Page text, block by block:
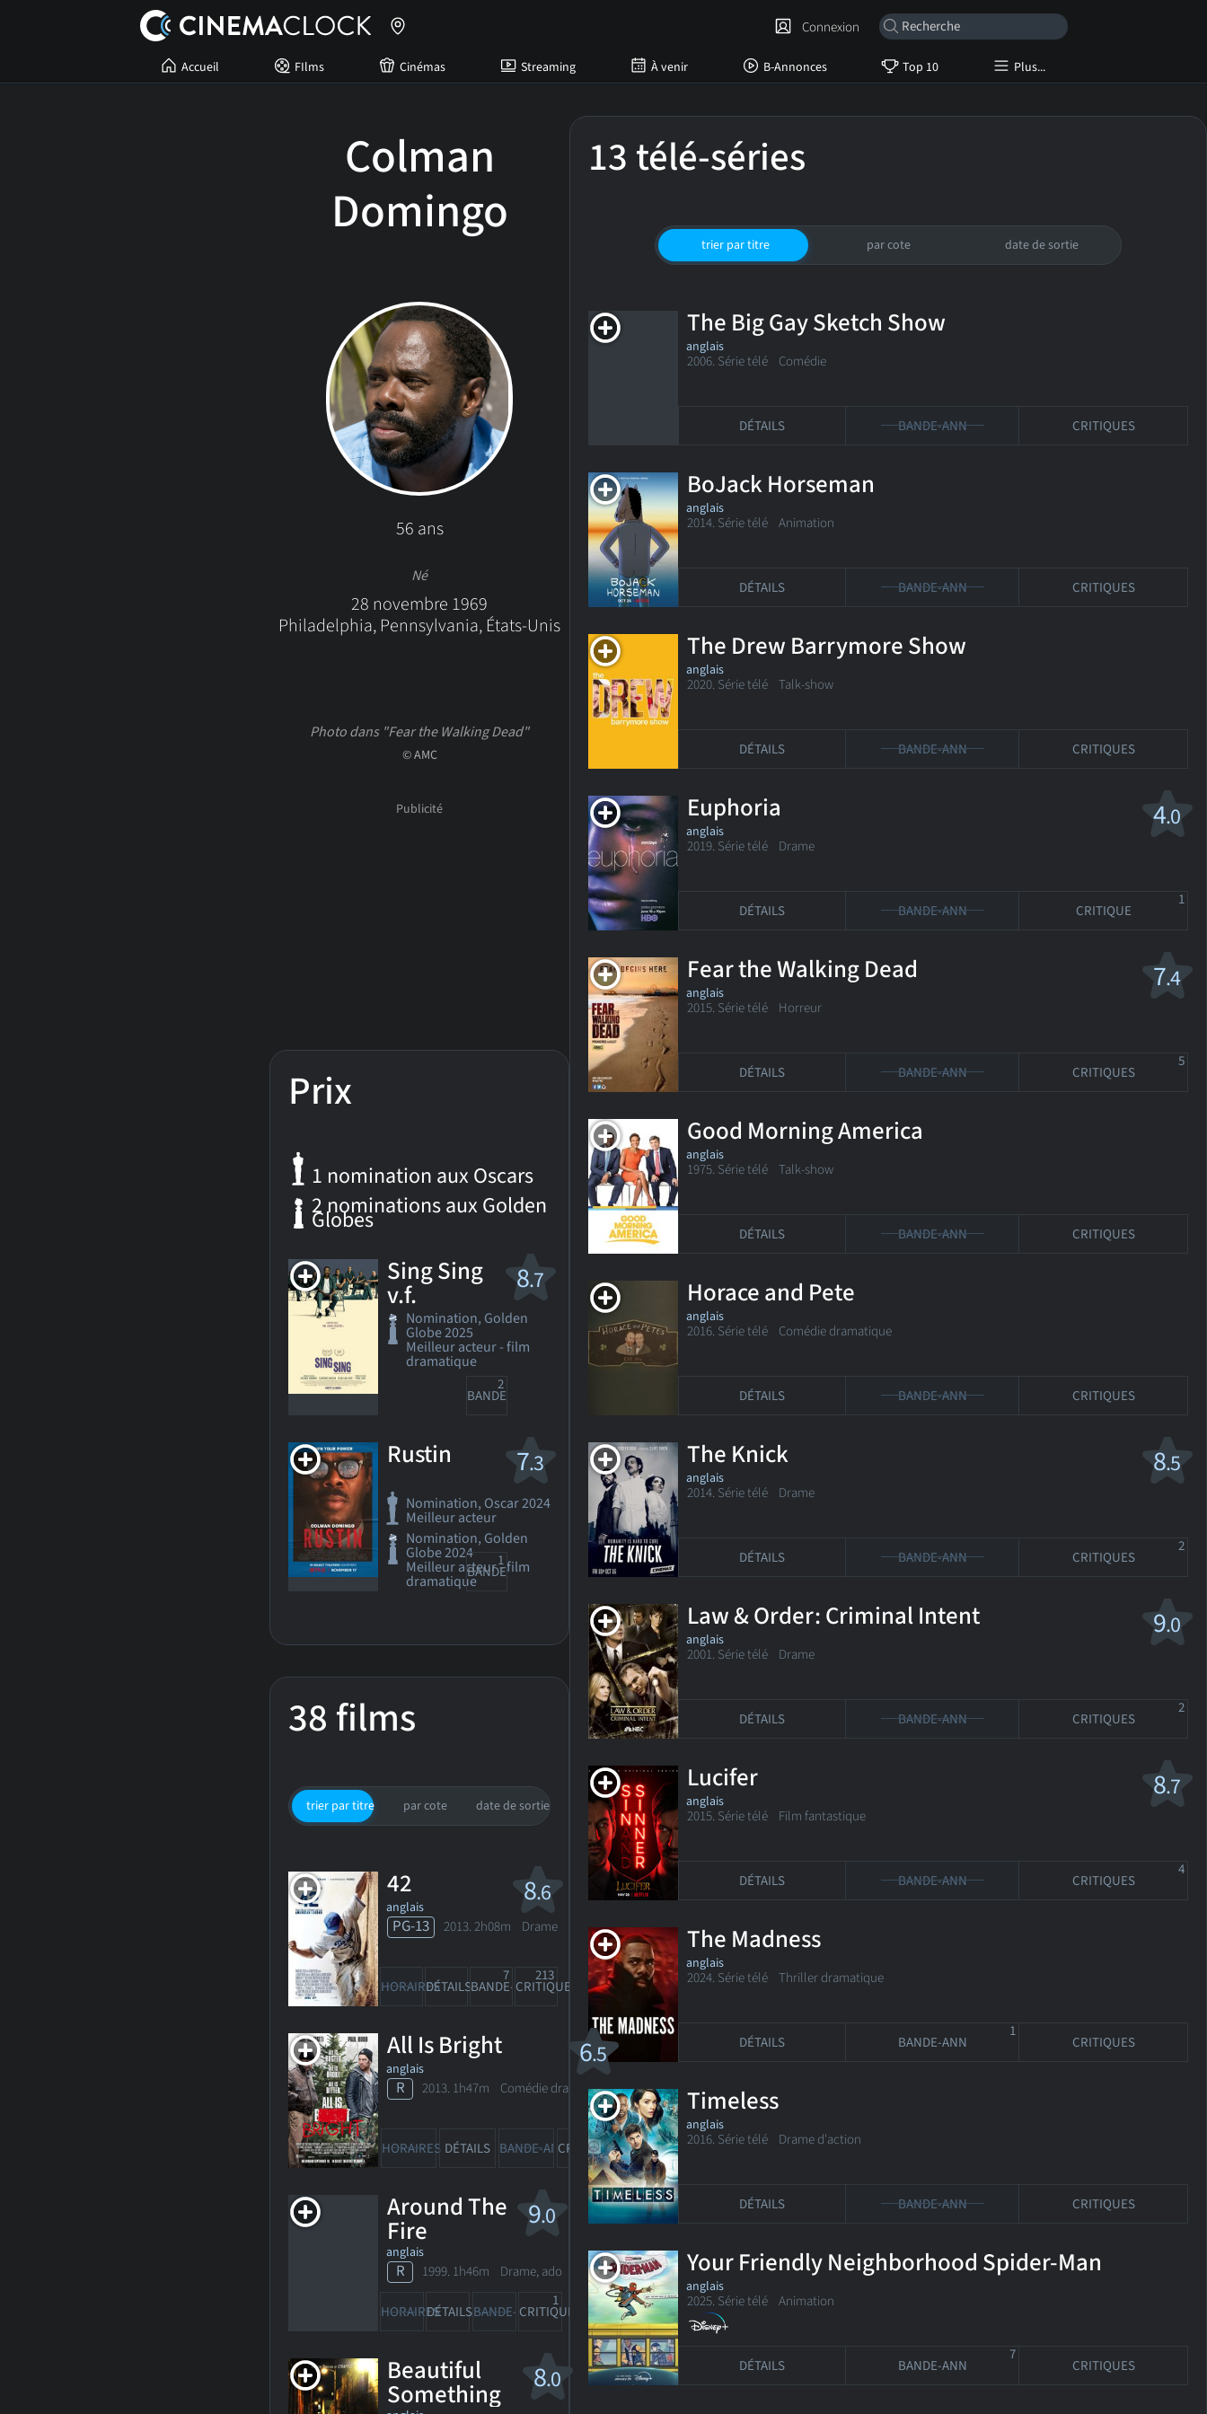
Accueil FIlms Cinémas Streaming À venir B-Annonces Top 10 Plus...
Connexion
Colman
Domingo
56 ans
Né
28 novembre 1969
Philadelphia, Pennsylvania, États-Unis
Photo dans "Fear the Walking Dead"
© AMC
Prix
1 nomination aux Oscars
2 nominations aux Golden
Globes
8.7
Sing Sing
v.f.
Nomination, Golden
Globe 2025
Meilleur acteur - film
dramatique
BANDE-ANN
2
7.3
Rustin
Nomination, Oscar 2024
Meilleur acteur
Nomination, Golden
Globe 2024
Meilleur acteur - film
dramatiqueBANDE-ANN
1
38 films
trier par titre par cote date de sortie
8.6
42
anglais
PG-13 2013. 2h08m Drame
HORAIRESDÉTAILSBANDE-ANN
7
CRITIQUES
213
6.5
All Is Bright
anglais
R 2013. 1h47m Comédie dramatique
HORAIRES DÉTAILS BANDE-ANNCRITIQUES
2
9.0
Around The
Fire
anglais
R 1999. 1h46m Drame, ado
HORAIRESDÉTAILSBANDE-ANNCRITIQUE
1
8.0
Beautiful
Something
13 télé-séries
trier par titre par cote date de sortie
The Big Gay Sketch Show
anglais
2006. Série télé Comédie
DÉTAILS BANDE-ANN CRITIQUES
BoJack Horseman
anglais
2014. Série télé Animation
DÉTAILS BANDE-ANN CRITIQUES
The Drew Barrymore Show
anglais
2020. Série télé Talk-show
DÉTAILS BANDE-ANN CRITIQUES
4.0
Euphoria
anglais
2019. Série télé Drame
DÉTAILS BANDE-ANN CRITIQUE
1
7.4
Fear the Walking Dead
anglais
2015. Série télé Horreur
DÉTAILS BANDE-ANN CRITIQUES
5
Good Morning America
anglais
1975. Série télé Talk-show
DÉTAILS BANDE-ANN CRITIQUES
Horace and Pete
anglais
2016. Série télé Comédie dramatique
DÉTAILS BANDE-ANN CRITIQUES
8.5
The Knick
anglais
2014. Série télé Drame
DÉTAILS BANDE-ANN CRITIQUES
2
9.0
Law & Order: Criminal Intent
anglais
2001. Série télé Drame
DÉTAILS BANDE-ANN CRITIQUES
2
8.7
Lucifer
anglais
2015. Série télé Film fantastique
DÉTAILS BANDE-ANN CRITIQUES
4
The Madness
anglais
2024. Série télé Thriller dramatique
DÉTAILS BANDE-ANN
1
CRITIQUES
Timeless
anglais
2016. Série télé Drame d'action
DÉTAILS BANDE-ANN CRITIQUES
Your Friendly Neighborhood Spider-Man
anglais
2025. Série télé Animation
DÉTAILS BANDE-ANN
7
CRITIQUES